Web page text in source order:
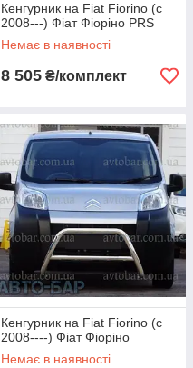
Кенгурник на Fiat Fiorino (c
2008---) Фіат Фіоріно PRS
Немає в наявності
8 505 ₴/комплект
Кенгурник на Fiat Fiorino (c
2008----) Фіат Фіоріно
Немає в наявності